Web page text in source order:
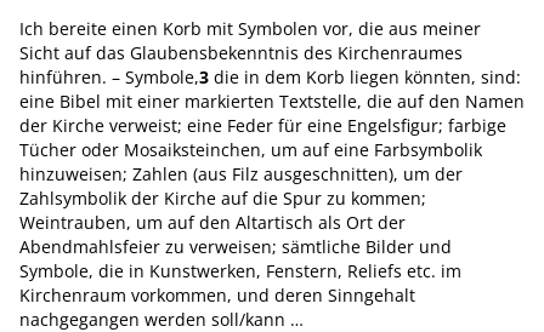
Ich bereite einen Korb mit Symbolen vor, die aus meiner
Sicht auf das Glaubensbekenntnis des Kirchenraumes
hinführen. – Symbole,3 die in dem Korb liegen könnten, sind:
eine Bibel mit einer markierten Textstelle, die auf den Namen
der Kirche verweist; eine Feder für eine Engelsfigur; farbige
Tücher oder Mosaiksteinchen, um auf eine Farbsymbolik
hinzuweisen; Zahlen (aus Filz ausgeschnitten), um der
Zahlsymbolik der Kirche auf die Spur zu kommen;
Weintrauben, um auf den Altartisch als Ort der
Abendmahlsfeier zu verweisen; sämtliche Bilder und
Symbole, die in Kunstwerken, Fenstern, Reliefs etc. im
Kirchenraum vorkommen, und deren Sinngehalt
nachgegangen werden soll/kann …